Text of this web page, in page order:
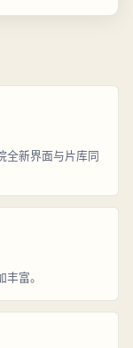
全新界面与片库同
富。